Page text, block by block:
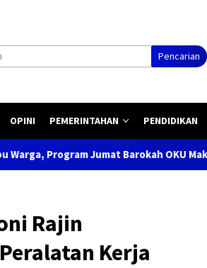
Pencarian
OPINI PEMERINTAHAN PENDIDIKAN
Barokah OKU Makin Dicintai
Rajin
Kerja